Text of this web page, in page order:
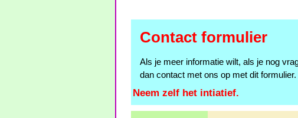
Contact formulier
Als je meer informatie wilt, als je nog
dan contact met ons op met dit formulier.
Neem zelf het intiatief.